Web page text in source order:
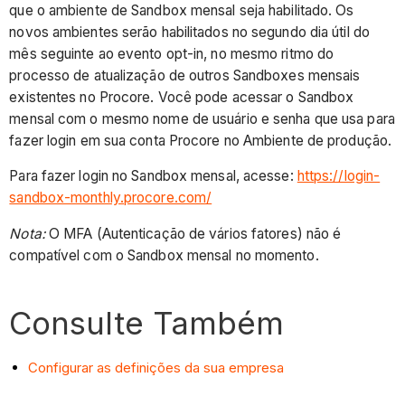
que o ambiente de Sandbox mensal seja habilitado. Os
novos ambientes serão habilitados no segundo dia útil do
mês seguinte ao evento opt-in, no mesmo ritmo do
processo de atualização de outros Sandboxes mensais
existentes no Procore. Você pode acessar o Sandbox
mensal com o mesmo nome de usuário e senha que usa para
fazer login em sua conta Procore no Ambiente de produção.
Para fazer login no Sandbox mensal, acesse: https://login-
sandbox-monthly.procore.com/
Nota:O MFA (Autenticação de vários fatores) não é
compatível com o Sandbox mensal no momento.
Consulte Também
Configurar as definições da sua empresa